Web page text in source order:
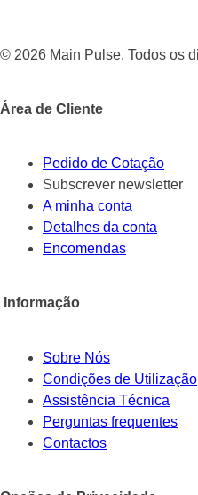
© 2026 Main Pulse. Todos os
Área de Cliente
Pedido de Cotação
Subscrever newsletter
A minha conta
Detalhes da conta
Encomendas
Informação
Sobre Nós
Condições de Utilização
Assistência Técnica
Perguntas frequentes
Contactos